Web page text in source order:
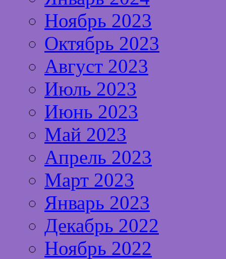
Ноябрь 2023
Октябрь 2023
Август 2023
Июль 2023
Июнь 2023
Май 2023
Апрель 2023
Март 2023
Январь 2023
Декабрь 2022
Ноябрь 2022